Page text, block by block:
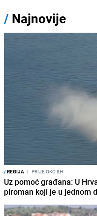
/ Najnovije
/REGIJA I PRIJE OKO 8H
Uz pomoć građana: U
piroman koji je u jednom